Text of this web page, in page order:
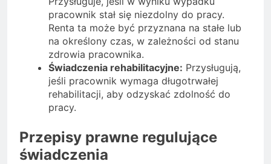
pracownik stał się niezdolny do pracy.
Renta ta może być przyznana na stałe lub
na określony czas, w zależności od stanu
zdrowia pracownika.
Świadczenia rehabilitacyjne: Przysługują,
jeśli pracownik wymaga długotrwałej
rehabilitacji, aby odzyskać zdolność do
pracy.
Przepisy prawne regulujące
świadczenia